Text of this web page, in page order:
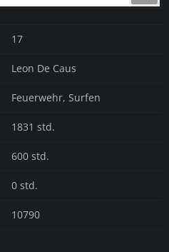
17
Leon De Caus
Feuerwehr, Surfen
1831 std.
600 std.
0 std.
10790